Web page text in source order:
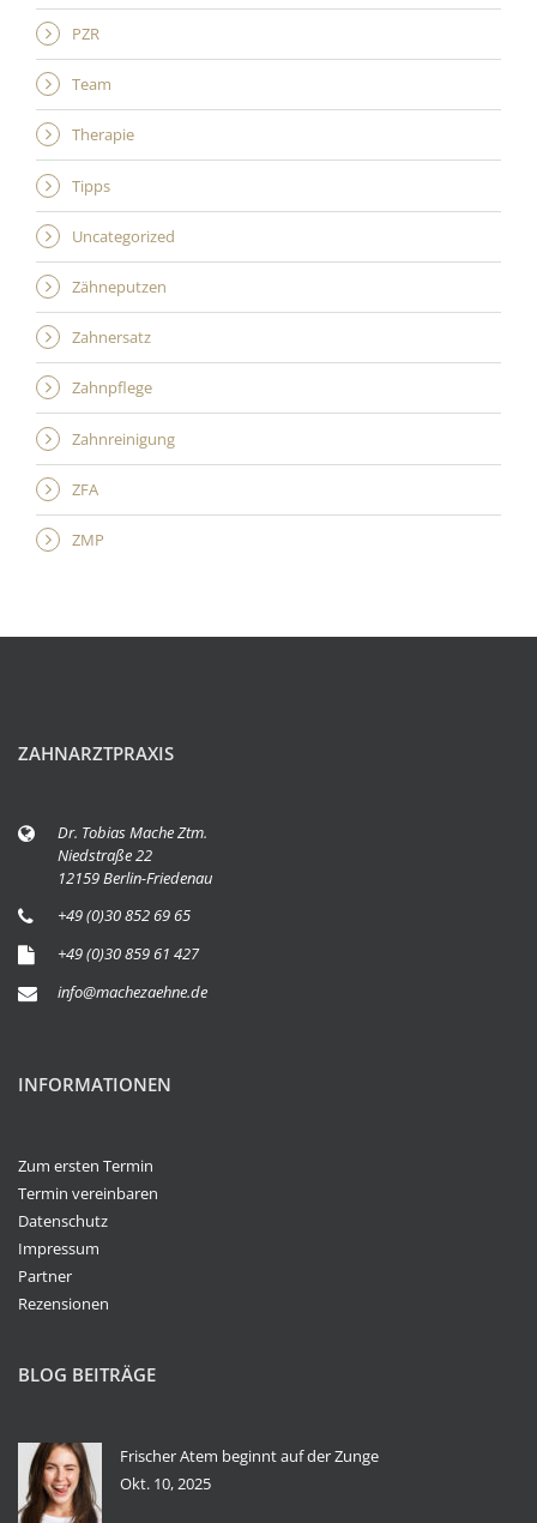
PZR
Team
Therapie
Tipps
Uncategorized
Zähneputzen
Zahnersatz
Zahnpflege
Zahnreinigung
ZFA
ZMP
ZAHNARZTPRAXIS
Dr. Tobias Mache Ztm.
Niedstraße 22
12159 Berlin-Friedenau
+49 (0)30 852 69 65
+49 (0)30 859 61 427
info@machezaehne.de
INFORMATIONEN
Zum ersten Termin
Termin vereinbaren
Datenschutz
Impressum
Partner
Rezensionen
BLOG BEITRÄGE
Frischer Atem beginnt auf der Zunge
Okt. 10, 2025